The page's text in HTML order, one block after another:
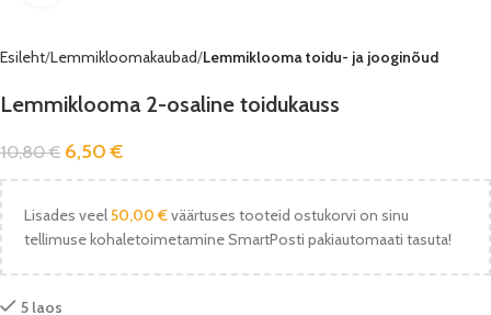
Esileht Lemmikloomakaubad Lemmiklooma toidu- ja jooginõud
Lemmiklooma 2-osaline toidukauss
10,80€ 6,50€
Lisades veel50,00 €väärtuses tooteid ostukorvi on sinu
tellimuse kohaletoimetamine SmartPosti pakiautomaati tasuta!
5 laos